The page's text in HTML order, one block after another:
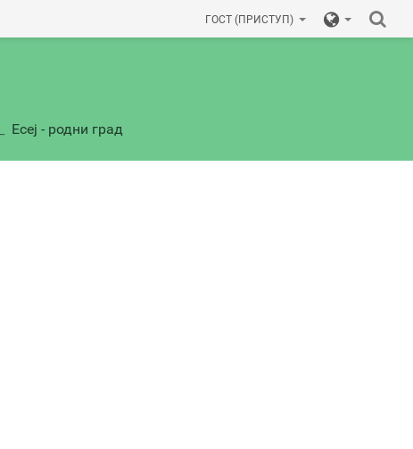
ГОСТ (ПРИСТУП)
Есеј - родни град